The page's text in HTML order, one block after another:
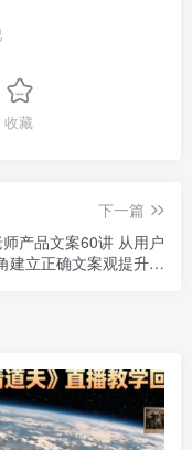
收藏
下一篇
产品文案60讲 从用户
建立正确文案观提升写